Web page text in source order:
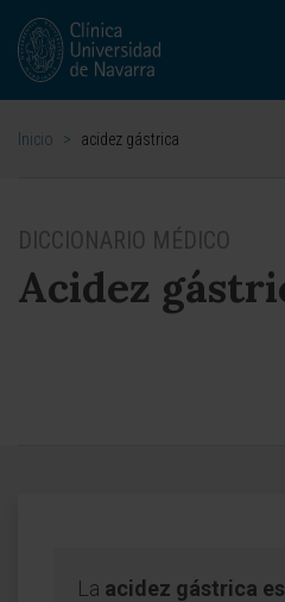
Inicio > acidez gástrica
DICCIONARIO MÉDICO
Acidez
La acidez gástrica